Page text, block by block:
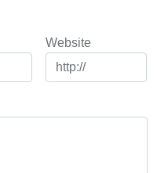
Website